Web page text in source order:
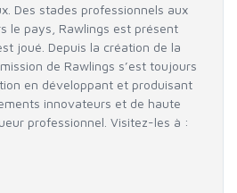
Des stades professionnels aux
le pays, Rawlings est présent
joué. Depuis la création de la
de Rawlings s’est toujours
en développant et produisant
innovateurs et de haute
professionnel. Visitez-les à :